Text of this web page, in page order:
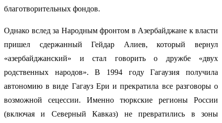
благотворительных фондов.
Однако вслед за Народным фронтом в Азербайджане к власти
пришел сдержанный Гейдар Алиев, который вернул
«азербайджанский» и стал говорить о дружбе «двух
родственных народов». В 1994 году Гагаузия получила
автономию в виде Гагауз Ери и прекратила все разговоры о
возможной сецессии. Именно тюркские регионы России
(включая и Северный Кавказ) не превратились в зоны